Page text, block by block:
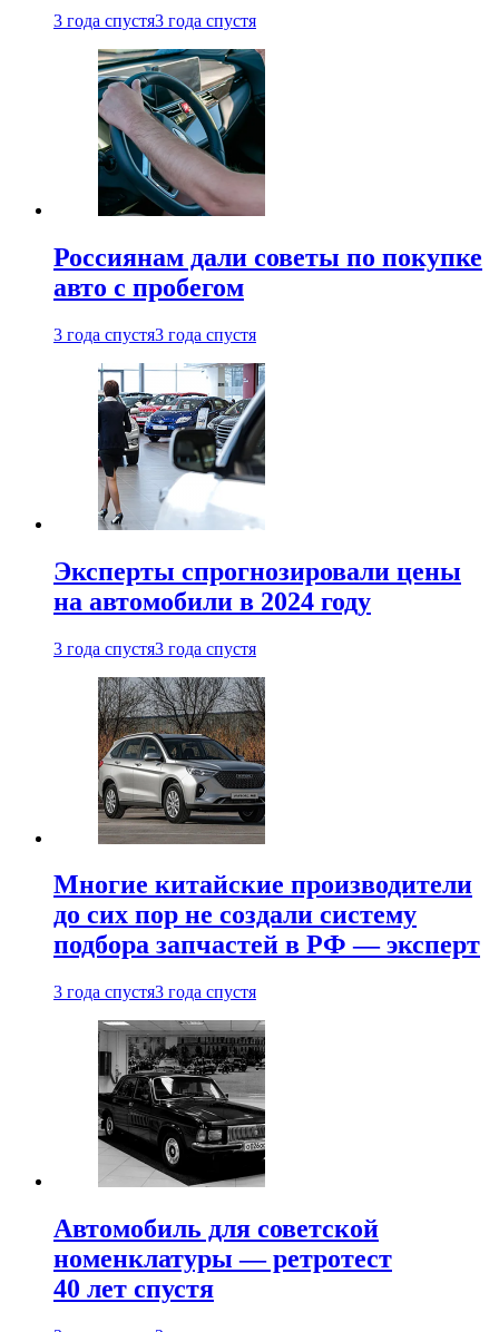
3 года спустя3 года спустя
Россиянам дали советы по покупке
авто с пробегом
3 года спустя3 года спустя
Эксперты спрогнозировали цены
на автомобили в 2024 году
3 года спустя3 года спустя
Многие китайские производители
до сих пор не создали систему
подбора запчастей в РФ — эксперт
3 года спустя3 года спустя
Автомобиль для советской
номенклатуры — ретротест
40 лет спустя